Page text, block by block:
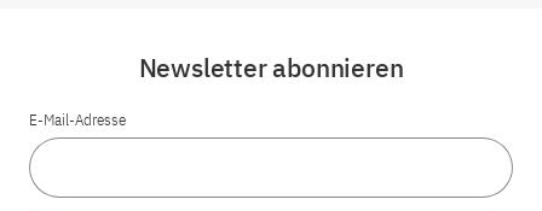
Newsletter abonnieren
E-Mail-Adresse